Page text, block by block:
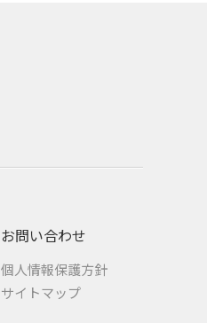
お問い合わせ
個人情報保護方針
サイトマップ